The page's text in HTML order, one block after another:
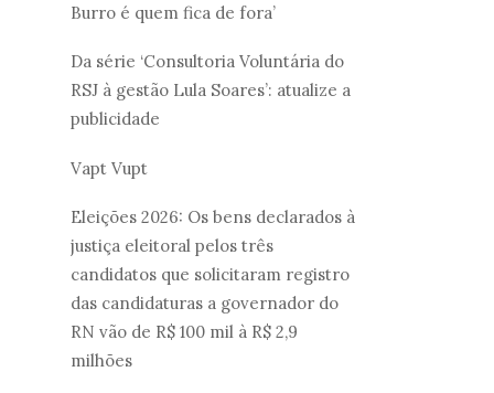
Burro é quem fica de fora’
Da série ‘Consultoria Voluntária do
RSJ à gestão Lula Soares’: atualize a
publicidade
Vapt Vupt
Eleições 2026: Os bens declarados à
justiça eleitoral pelos três
candidatos que solicitaram registro
das candidaturas a governador do
RN vão de R$ 100 mil à R$ 2,9
milhões